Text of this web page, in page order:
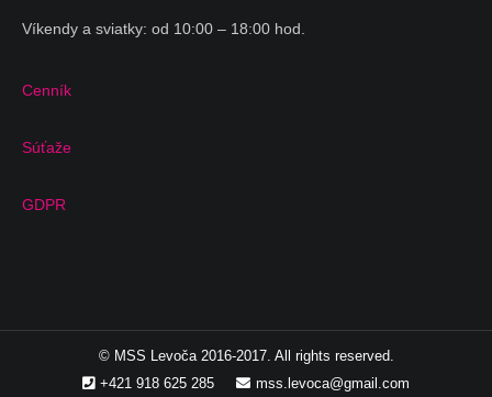
Víkendy a sviatky: od 10:00 – 18:00 hod.
Cenník
Súťaže
GDPR
© MSS Levoča 2016-2017. All rights reserved.
+421 918 625 285
mss.levoca@gmail.com